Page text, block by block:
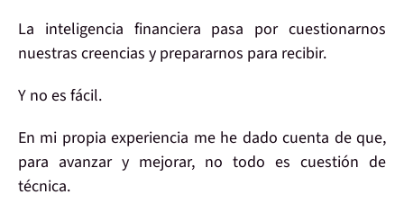
La inteligencia financiera pasa porcuestionarnos
nuestras creencias y prepararnos para recibir.
Y no es fácil.
En mi propia experiencia me he dado cuenta de que,
para avanzar y mejorar, no todo es cuestión de
técnica.